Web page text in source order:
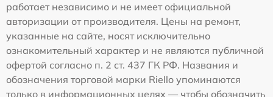
работает независимо и не имеет официальной
авторизации от производителя. Цены на ремонт,
указанные на сайте, носят исключительно
ознакомительный характер и не являются публичной
офертой согласно п. 2 ст. 437 ГК РФ. Названия и
обозначения торговой марки Riello упоминаются
только в информационных целях — чтобы обозначить